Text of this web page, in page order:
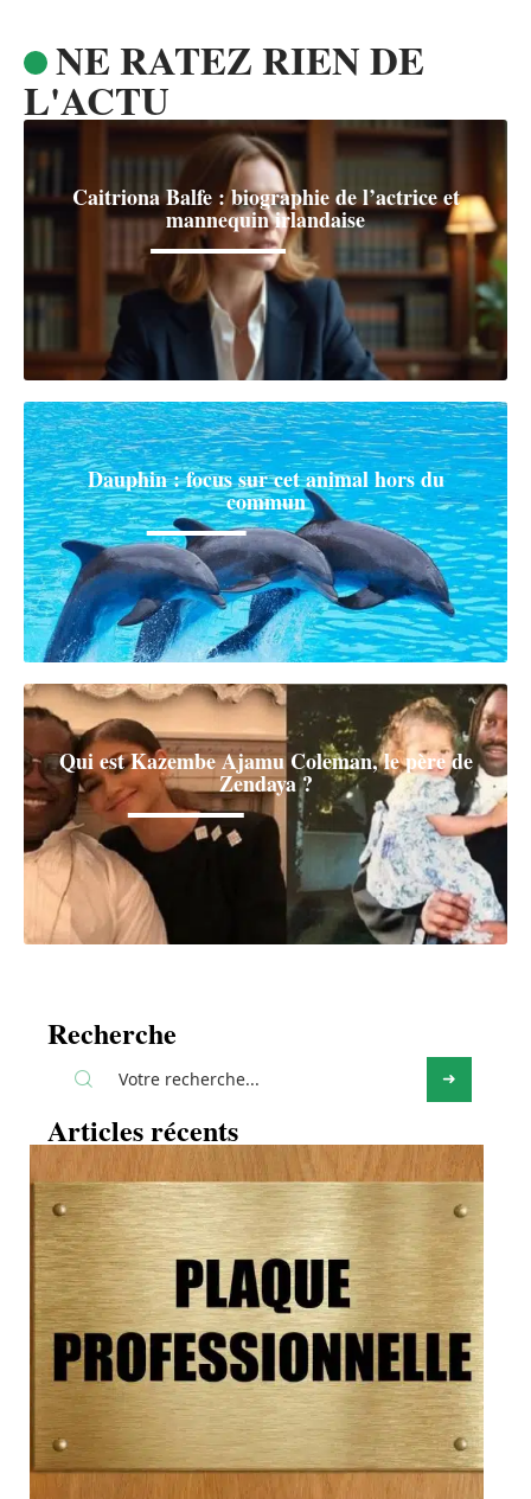
NE RATEZ RIEN DE
L'ACTU
Caitriona Balfe : biographie de l’actrice et
mannequin irlandaise
Dauphin : focus sur cet animal hors du
commun
Qui est Kazembe Ajamu Coleman, le père de
Zendaya ?
Recherche
Articles récents